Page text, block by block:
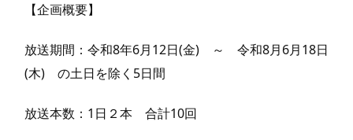
【企画概要】
放送期間：令和8年6月12日(金) ～ 令和8月6月18日
(木) の土日を除く5日間
放送本数：1日２本 合計10回